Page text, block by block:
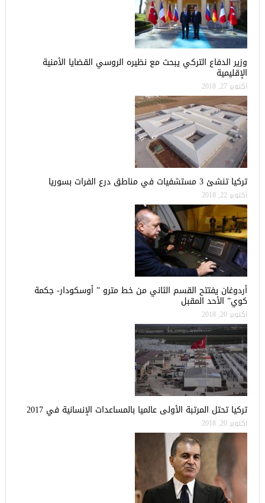
وزير الدفاع التركي يبحث مع نظيره الروسي القضايا الأمنية
الإقليمية
أكتوبر 27, 2018
تركيا تنشئ 3 مستشفيات في مناطق درع الفرات بسوريا
أكتوبر 22, 2018
أردوغان يفتتح القسم الثاني من خط مترو ” أوسكودار- جكمة
كوي” الأحد المقبل
أكتوبر 20, 2018
تركيا تحتل المرتبة الأولى عالميا بالمساعدات الإنسانية في 2017
أكتوبر 20, 2018